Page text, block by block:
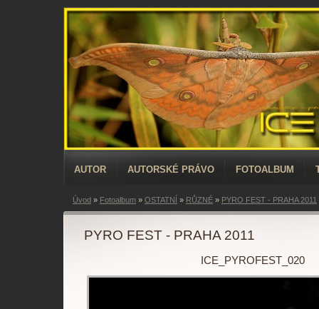
AUTOR AUTORSKÉ PRÁVO FOTOALBUM
Úvod » Fotoalbum » OSTATNÍ » RŮZNÉ » PYRO FEST - PRAHA 2011
PYRO FEST - PRAHA 2011
ICE_PYROFEST_020